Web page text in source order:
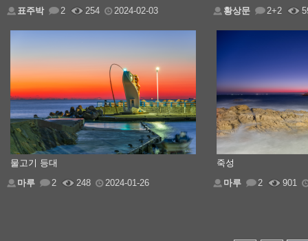
표주박
2 254 2024-02-03
황상문
2+2
물고기 등대
마루
2 248 2024-01-26
죽성
마루
2 901